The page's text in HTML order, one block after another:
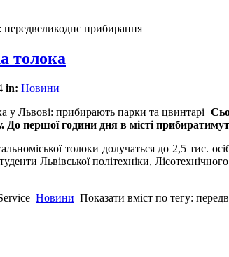
передвеликоднє прибирання
толока
in: Новини
До першої години дня в місті
толоки долучаться до 2,5 тис.
Львівської політехніки,
Новини Показати вміст по тегу: